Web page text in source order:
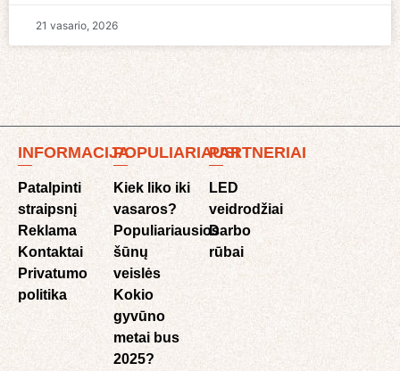
21 vasario, 2026
INFORMACIJA
Patalpinti
straipsnį
Reklama
Kontaktai
Privatumo
politika
POPULIARIAUSI
Kiek liko iki
vasaros?
Populiariausios
šūnų
veislės
Kokio
gyvūno
metai bus
2025?
PARTNERIAI
LED
veidrodžiai
Darbo
rūbai